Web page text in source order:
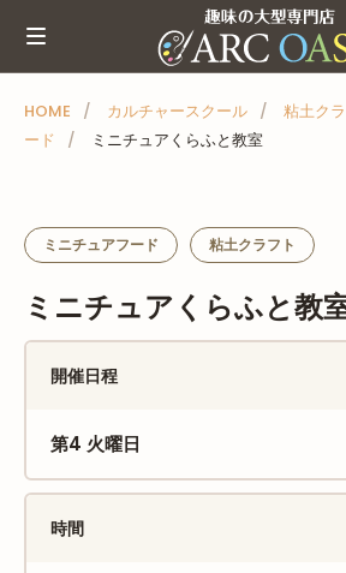
ュ
HOME カルチャースクール 粘土ク
ード
ミニチュアくらふと教室
ミニチュアフード 粘土クラフト
ミニチュアくらふと教
開催日程
第4 火曜日
時間